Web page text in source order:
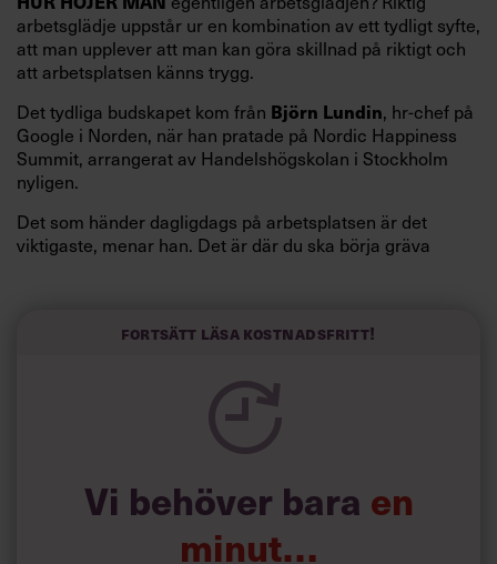
arbetsglädje uppstår ur en kombination av ett tydligt syfte,
att man upplever att man kan göra skillnad på riktigt och
att arbetsplatsen känns trygg.
Det tydliga budskapet kom från Björn Lundin, hr-chef på
Google i Norden, när han pratade på Nordic Happiness
Summit, arrangerat av Handelshögskolan i Stockholm
nyligen.
Det som händer dagligdags på arbetsplatsen är det
viktigaste, menar han. Det är där du ska börja gräva
och höjt arbetsglädjen på Google:
Fortsätt läsa kostnadsfritt!
Vi behöver bara en
minut…